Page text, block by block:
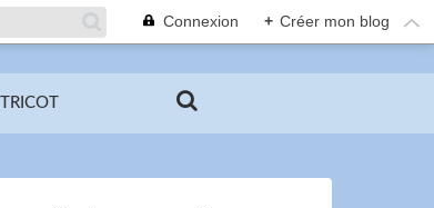
Connexion + Créer mon blog
TRICOT